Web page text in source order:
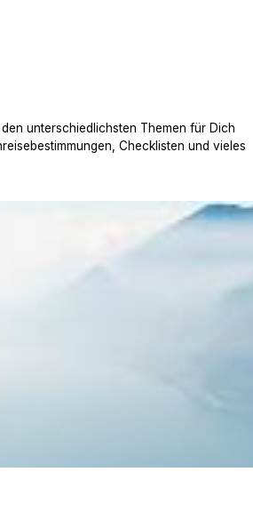
unterschiedlichsten Themen für Dich
Checklisten und vieles